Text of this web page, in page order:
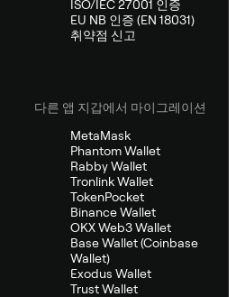
ISO/IEC 27001 인증
EU NB 인증 (EN 18031)
취약점 신고
다른 앱 지갑에서 마이그레이션
MetaMask
Phantom Wallet
Rabby Wallet
Tronlink Wallet
TokenPocket
Binance Wallet
OKX Web3 Wallet
Base Wallet (Coinbase
Wallet)
Exodus Wallet
Trust Wallet